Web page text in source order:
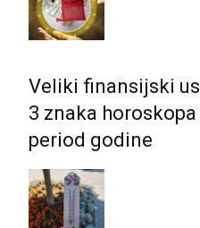
Veliki finansijski
3 znaka
period godine